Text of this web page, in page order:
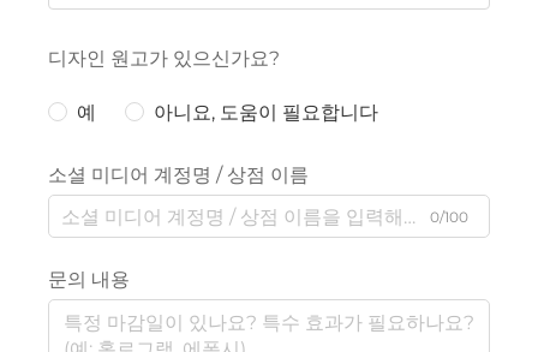
디자인 원고가 있으신가요?
예 아니요, 도움이 필요합니다
소셜 미디어 계정명 / 상점 이름
0/100
문의 내용